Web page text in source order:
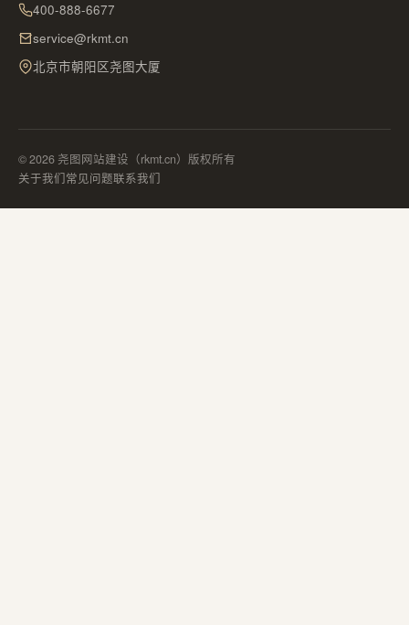
400-888-6677
service@rkmt.cn
北京市朝阳区尧图大厦
© 2026 尧图网站建设（rkmt.cn）版权所有
关于我们常见问题联系我们